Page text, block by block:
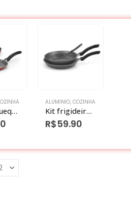
Kit panquequeira frigideira ovo antiaderente vermelho
ALUMINIO, COZINHA
Kit frigideira enjoy francesaesa c/ espatulaula antiaderente cinza
R$59.90